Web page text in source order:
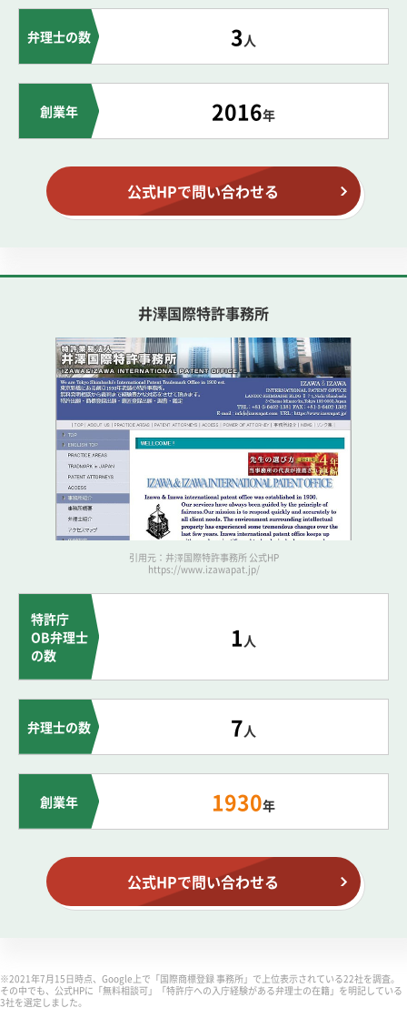
弁理士の数 3人
創業年 2016年
公式HPで問い合わせる
井澤国際特許事務所
引用元：井澤国際特許事務所 公式HP
https://www.izawapat.jp/
特許庁
OB弁理士
の数
1人
弁理士の数 7人
創業年 1930年
公式HPで問い合わせる
※2021年7月15日時点、Google上で「国際商標登録 事務所」で上位表示されている22社を調査。
その中でも、公式HPに「無料相談可」「特許庁への入庁経験がある弁理士の在籍」を明記している
3社を選定しました。